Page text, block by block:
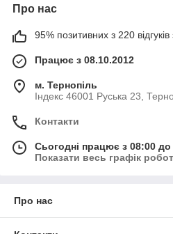
Про нас
95% позитивних з 220 відгуків
Працює з 08.10.2012
м. Тернопіль
Індекс 46001 Руська 23,
Контакти
Сьогодні працює з 08:00 до
Показати весь графік
Про нас